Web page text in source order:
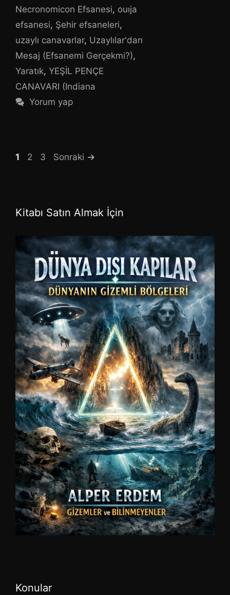
Necronomicon Efsanesi, ouıja
efsanesi, Şehir efsaneleri,
uzaylı canavarlar, Uzaylılar'dan
Mesaj (Efsanemi Gerçekmi?),
Yaratık, YEŞİL PENÇE
CANAVARI (Indiana
Yorum yap
Sayfa
1 Sayfa
2 Sayfa
3 Sonraki →
Kitabı Satın Almak İçin
Konular